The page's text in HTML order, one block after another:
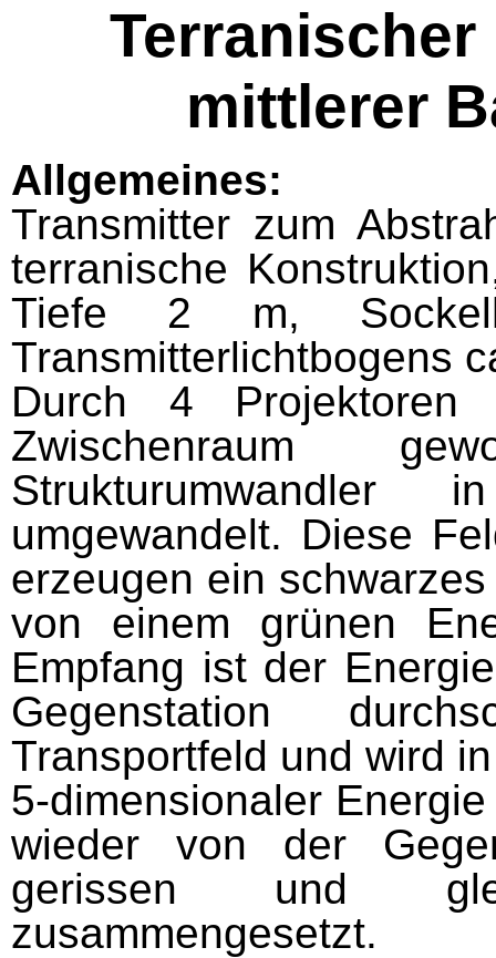
mittlerer
Allgemeines:
Transmitter zum
terranische
Tiefe 2 m,
Transmitterlichtbogens
Durch 4 Projektoren
Zwischenraum
Strukturumwandler
umgewan­delt. Diese
er­zeugen ein
von einem grünen
Empfang ist der
Gegenstation
Transportfeld und wird
5-dimensionaler
wieder von der
gerissen und
zusammengesetzt.